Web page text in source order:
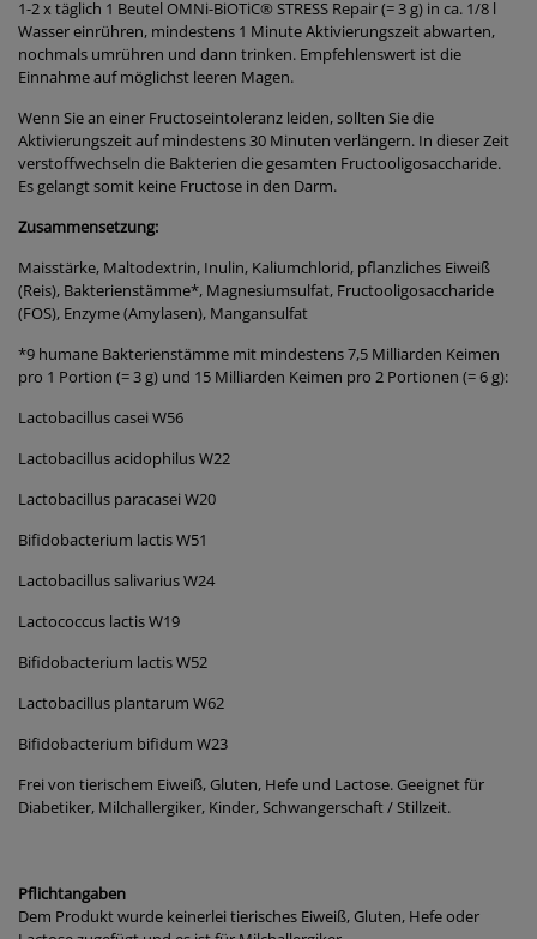
1-2 x täglich 1 Beutel OMNi-BiOTiC® STRESS Repair (= 3 g) in ca. 1/8 l
Wasser einrühren, mindestens 1 Minute Aktivierungszeit abwarten,
nochmals umrühren und dann trinken. Empfehlenswert ist die
Einnahme auf möglichst leeren Magen.
Wenn Sie an einer Fructoseintoleranz leiden, sollten Sie die
Aktivierungszeit auf mindestens 30 Minuten verlängern. In dieser Zeit
verstoffwechseln die Bakterien die gesamten Fructooligosaccharide.
Es gelangt somit keine Fructose in den Darm.
Zusammensetzung:
Maisstärke, Maltodextrin, Inulin, Kaliumchlorid, pflanzliches Eiweiß
(Reis), Bakterienstämme*, Magnesiumsulfat, Fructooligosaccharide
(FOS), Enzyme (Amylasen), Mangansulfat
*9 humane Bakterienstämme mit mindestens 7,5 Milliarden Keimen
pro 1 Portion (= 3 g) und 15 Milliarden Keimen pro 2 Portionen (= 6 g):
Lactobacillus casei W56
Lactobacillus acidophilus W22
Lactobacillus paracasei W20
Bifidobacterium lactis W51
Lactobacillus salivarius W24
Lactococcus lactis W19
Bifidobacterium lactis W52
Lactobacillus plantarum W62
Bifidobacterium bifidum W23
Frei von tierischem Eiweiß, Gluten, Hefe und Lactose. Geeignet für
Diabetiker, Milchallergiker, Kinder, Schwangerschaft / Stillzeit.
Pflichtangaben
Dem Produkt wurde keinerlei tierisches Eiweiß, Gluten, Hefe oder